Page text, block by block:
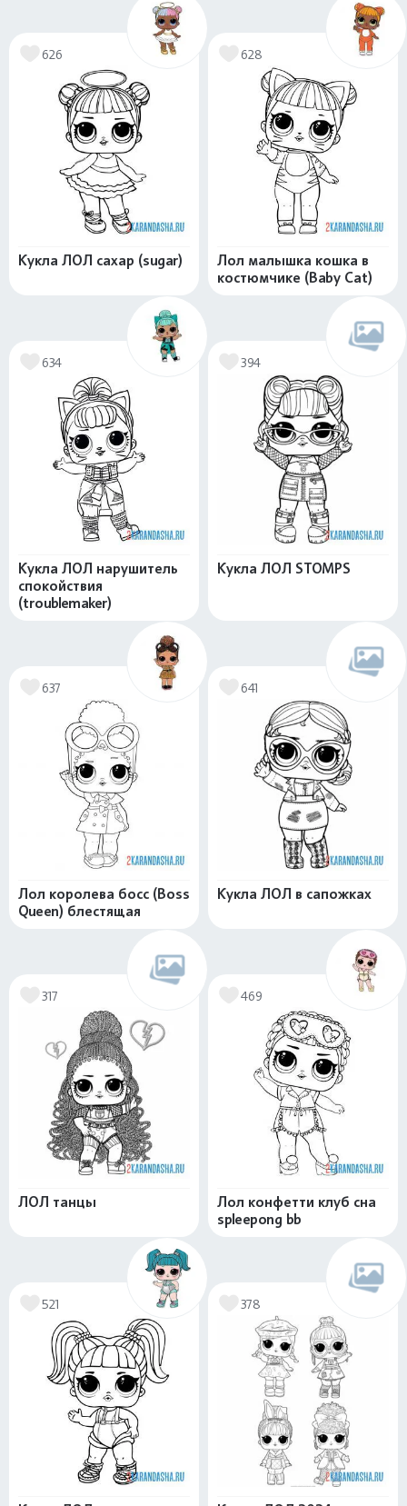
626
Кукла ЛОЛ сахар (sugar)
628
Лол малышка кошка в
костюмчике (Baby Cat)
634
Кукла ЛОЛ нарушитель
спокойствия
(troublemaker)
394
Кукла ЛОЛ STOMPS
637
Лол королева босс (Boss
Queen) блестящая
641
Кукла ЛОЛ в сапожках
317
ЛОЛ танцы
469
Лол конфетти клуб сна
spleepong bb
521 378